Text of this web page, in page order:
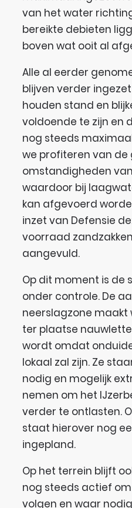
van het water
bereikte debieten
boven wat ooit al
Alle al eerder
blijven verder
houden stand en
voldoende te zijn en
nog steeds
we profiteren van de
omstandigheden
waardoor bij
kan afgevoerd
inzet van Defensie
voorraad
aangevuld.
Op dit moment is de
onder controle. De
neerslagzone
ter plaatse
wordt omdat
lokaal zal zijn. Ze
nodig en mogelijk
nemen om het
verder te ontlasten.
staat hierover nog
ingepland.
Op het terrein blijft
nog steeds actief
volgen en waar